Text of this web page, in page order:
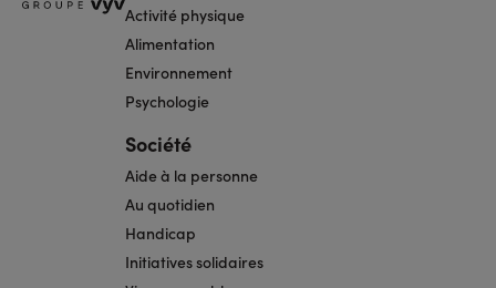
Activité physique
Alimentation
Environnement
Psychologie
Société
Aide à la personne
Au quotidien
Handicap
Initiatives solidaires